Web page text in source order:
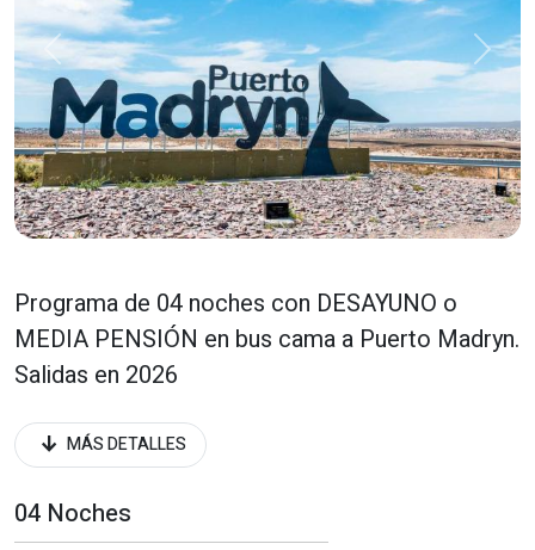
Previous Next
Programa de 04 noches con DESAYUNO o
MEDIA PENSIÓN en bus cama a Puerto Madryn.
Salidas en 2026
arrow_downward_alt MÁS DETALLES
04 Noches